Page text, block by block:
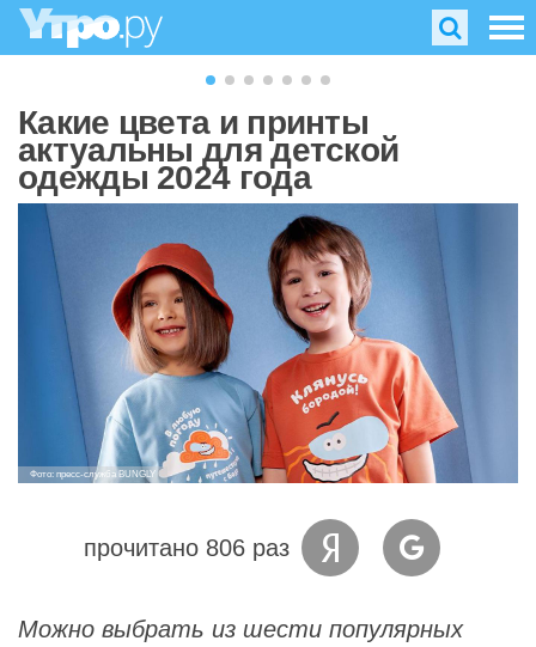
Какие цвета и принты
актуальны для детской
одежды 2024 года
Фото: пресс-служба BUNGLY
прочитано 806 раз
Можно выбрать из шести популярных